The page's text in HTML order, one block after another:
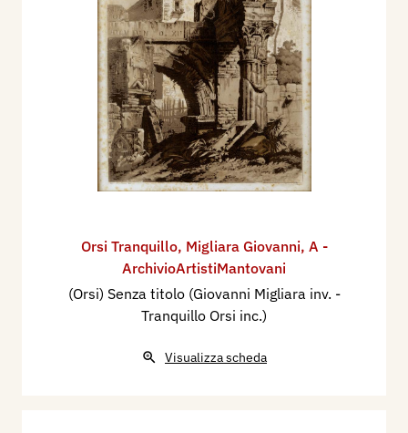
Orsi Tranquillo, Migliara Giovanni, A -
ArchivioArtistiMantovani
(Orsi) Senza titolo (Giovanni Migliara inv. -
Tranquillo Orsi inc.)
Visualizza scheda